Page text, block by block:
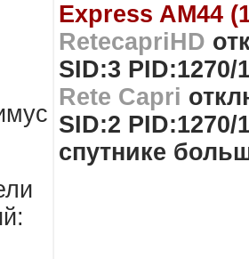
Express AM44
RetecapriHD
SID:3 PID:1270/
Rete Capri
SID:2 PID:1270/
спутнике